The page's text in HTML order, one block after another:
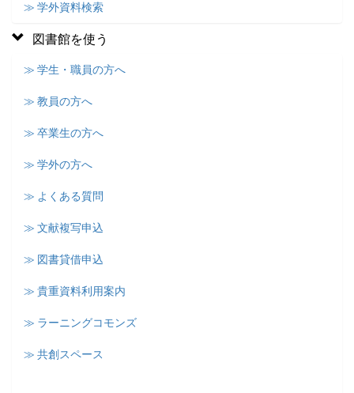
≫ 学外資料検索
図書館を使う
≫ 学生・職員の方へ
≫ 教員の方へ
≫ 卒業生の方へ
≫ 学外の方へ
≫ よくある質問
≫ 文献複写申込
≫ 図書貸借申込
≫ 貴重資料利用案内
≫ ラーニングコモンズ
≫ 共創スペース